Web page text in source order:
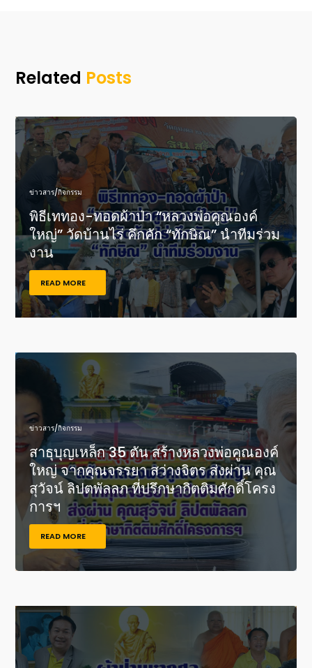
Related Posts
ข่าวสาร/กิจกรรม
พิธีเททอง-ทอดผ้าป่า “หลวงพ่อคูณองค์
ใหญ่” วัดบ้านไร่ คึกคัก “ทักษิณ” นำทีมร่วม
งาน
READ MORE
ข่าวสาร/กิจกรรม
สาธุบุญเหล็ก 35 ตัน สร้างหลวงพ่อคูณองค์
ใหญ่ จากคุณจรรยา สว่างจิตร ส่งผ่าน คุณ
สุวัจน์ ลิปตพัลลภ ที่ปรึกษากิตติมศักดิ์โครง
การฯ
READ MORE